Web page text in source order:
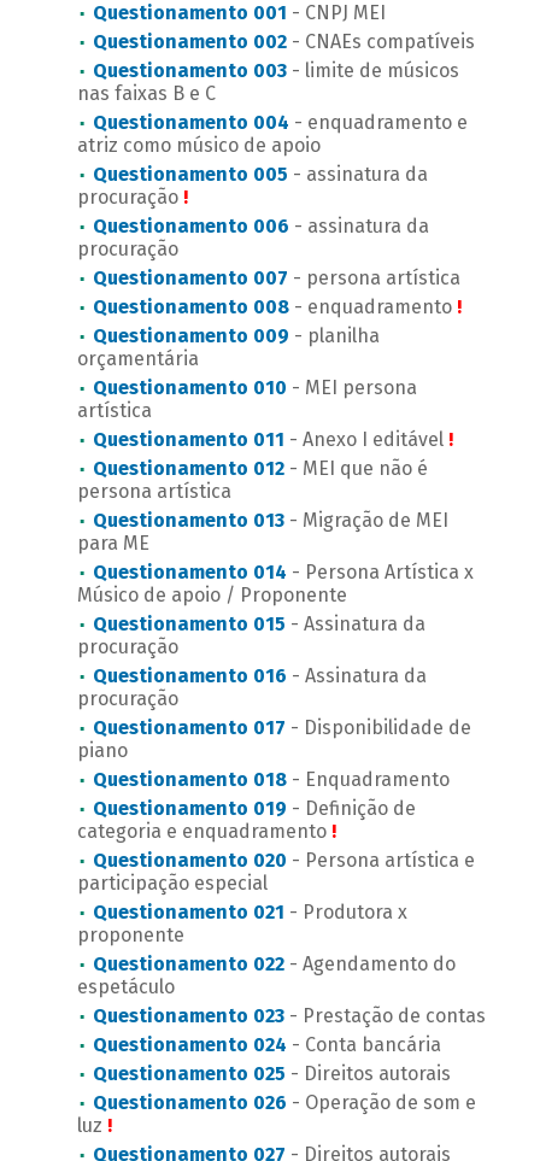
Questionamento 001 - CNPJ MEI
Questionamento 002 - CNAEs compatíveis
Questionamento 003 - limite de músicos
nas faixas B e C
Questionamento 004 - enquadramento e
atriz como músico de apoio
Questionamento 005 - assinatura da
procuração !
Questionamento 006 - assinatura da
procuração
Questionamento 007 - persona artística
Questionamento 008 - enquadramento !
Questionamento 009 - planilha
orçamentária
Questionamento 010 - MEI persona
artística
Questionamento 011 - Anexo I editável !
Questionamento 012 - MEI que não é
persona artística
Questionamento 013 - Migração de MEI
para ME
Questionamento 014 - Persona Artística x
Músico de apoio / Proponente
Questionamento 015 - Assinatura da
procuração
Questionamento 016 - Assinatura da
procuração
Questionamento 017 - Disponibilidade de
piano
Questionamento 018 - Enquadramento
Questionamento 019 - Definição de
categoria e enquadramento !
Questionamento 020 - Persona artística e
participação especial
Questionamento 021 - Produtora x
proponente
Questionamento 022 - Agendamento do
espetáculo
Questionamento 023 - Prestação de contas
Questionamento 024 - Conta bancária
Questionamento 025 - Direitos autorais
Questionamento 026 - Operação de som e
luz !
Questionamento 027 - Direitos autorais